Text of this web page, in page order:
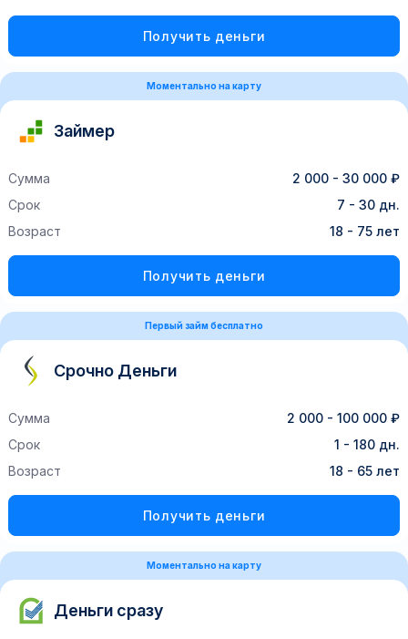
Получить деньги
Моментально на карту
Займер
Сумма
2 000 - 30 000 ₽
Срок
7 - 30 дн.
Возраст
18 - 75 лет
Получить деньги
Первый займ бесплатно
Срочно Деньги
Сумма
2 000 - 100 000 ₽
Срок
1 - 180 дн.
Возраст
18 - 65 лет
Получить деньги
Моментально на карту
Деньги сразу